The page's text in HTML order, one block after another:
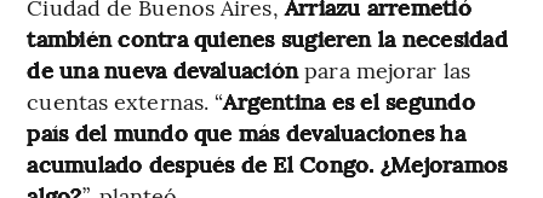
Ciudad de Buenos Aires,Arriazu arremetió
también contra quienes sugieren la necesidad
de una nueva devaluaciónpara mejorar las
cuentas externas. “Argentina es el segundo
país del mundo que más devaluaciones ha
acumulado después de El Congo. ¿Mejoramos